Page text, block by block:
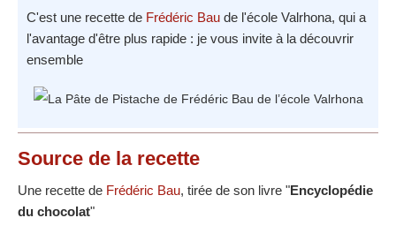
C'est une recette de Frédéric Bau de l'école Valrhona, qui a
l'avantage d'être plus rapide : je vous invite à la découvrir
ensemble
Source de la recette
Une recette de Frédéric Bau, tirée de son livre "Encyclopédie
du chocolat"